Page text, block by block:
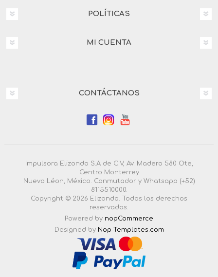
POLÍTICAS
MI CUENTA
CONTÁCTANOS
Impulsora Elizondo S.A de C.V, Av. Madero 580 Ote,
Centro Monterrey
Nuevo Léon, México. Conmutador y Whatsapp (+52)
8115510000.
Copyright © 2026 Elizondo. Todos los derechos
reservados.
Powered by nopCommerce
Designed by Nop-Templates.com